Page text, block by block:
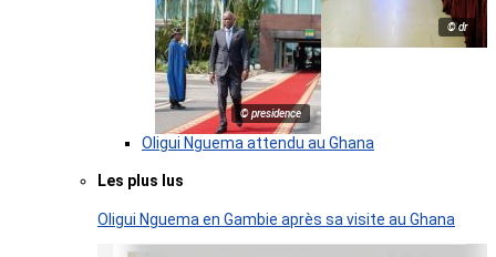
© dr
© presidence
Oligui Nguema attendu au Ghana
Les plus lus
Oligui Nguema en Gambie après sa visite au Ghana